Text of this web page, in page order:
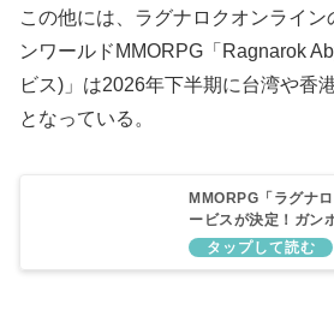
この他には、ラグナロクオンライ
ンワールドMMORPG「Ragnarok
ビス)」は2026年下半期に台湾や香
となっている。
MMORPG「ラグナ
ービスが決定！ガン